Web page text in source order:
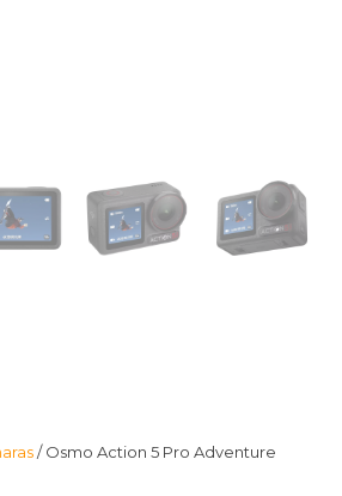
/ Osmo Action 5 Pro Adventure